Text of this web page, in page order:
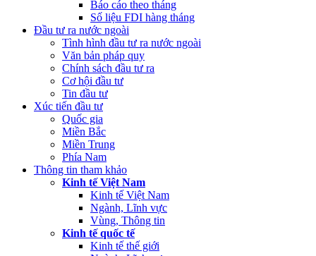
Báo cáo theo tháng
Số liệu FDI hàng tháng
Đầu tư ra nước ngoài
Tình hình đầu tư ra nước ngoài
Văn bản pháp quy
Chính sách đầu tư ra
Cơ hội đầu tư
Tin đầu tư
Xúc tiến đầu tư
Quốc gia
Miền Bắc
Miền Trung
Phía Nam
Thông tin tham khảo
Kinh tế Việt Nam
Kinh tế Việt Nam
Ngành, Lĩnh vực
Vùng, Thông tin
Kinh tế quốc tế
Kinh tế thế giới